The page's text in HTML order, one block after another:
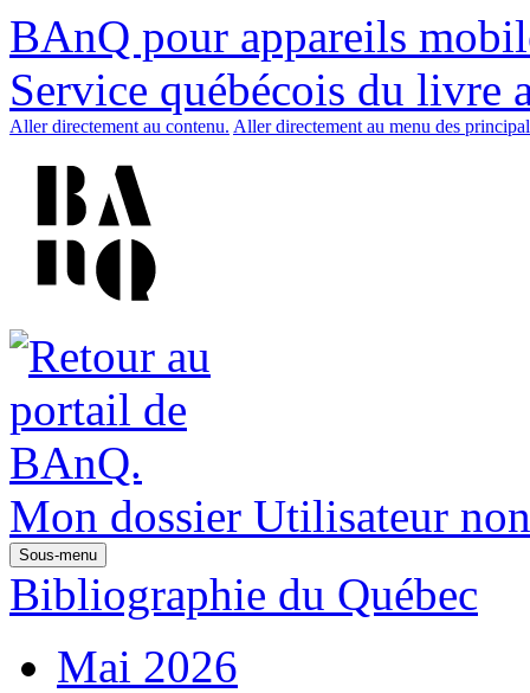
BAnQ pour appareils
Service québécois du livre
Aller directement au contenu. Aller directement au menu des
Mon dossier Utilisateur
Sous-menu
Bibliographie du Québec
Mai 2026